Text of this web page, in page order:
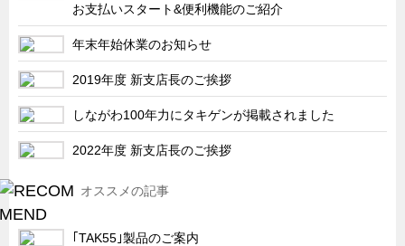
光る技術！未来へのモノづくり
ちょっとユニークなお客様
ビジサスニュース
ECOLOGY NEWS SCRAMBLE
ニッポン再発見
あれこれWATCH
お支払いスタート&便利機能のご紹介
年末年始休業のお知らせ
2019年度 新支店長のご挨拶
しながわ100年力にタキゲンが掲載されました
2022年度 新支店長のご挨拶
オススメの記事
｢TAK55｣製品のご案内